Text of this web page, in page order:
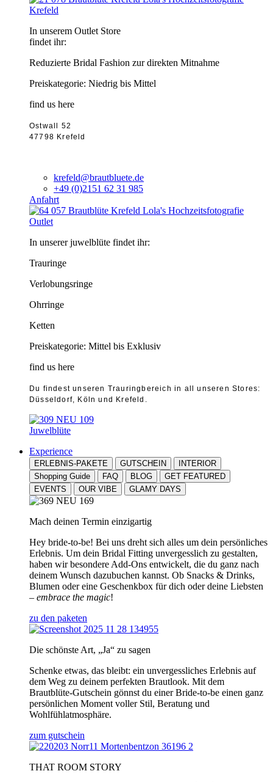
Krefeld
In unserem Outlet Store
findet ihr:
Reduzierte Bridal Fashion zur direkten Mitnahme
Preiskategorie: Niedrig bis Mittel
find us here
Ostwall 52
47798 Krefeld
krefeld@brautbluete.de
+49 (0)2151 62 31 985
Anfahrt
Outlet
In unserer juwelblüte findet ihr:
Trauringe
Verlobungsringe
Ohrringe
Ketten
Preiskategorie: Mittel bis Exklusiv
find us here
Du findest unseren Trauringbereich in all unseren Stores:
Düsseldorf, Köln und Krefeld.
Juwelblüte
Experience
ERLEBNIS-PAKETE GUTSCHEIN
INTERIOR
Shopping Guide
FAQ BLOG
GET FEATURED
EVENTS
OUR VIBE GLAMY DAYS
Mach deinen Termin einzigartig
Hey bride-to-be! Bei uns dreht sich alles um dein persönliches
Erlebnis. Um dein Bridal Fitting unvergesslich zu gestalten,
haben wir besondere Add-Ons entwickelt, die du ganz nach
deinem Wunsch dazubuchen kannst. Ob Snacks & Drinks,
Blumen oder eine Geschenkbox für dich oder deine Liebsten
– embrace the magic!
zu den paketen
Die schönste Art, „Ja“ zu sagen
Schenke etwas, das bleibt: ein unvergessliches Erlebnis auf
dem Weg zu deinem perfekten Brautlook. Mit dem
Brautblüte-Gutschein gönnst du einer Bride-to-be einen ganz
persönlichen Moment voller Stil, Beratung und
Wohlfühlatmosphäre.
zum gutschein
THAT ROOM STORY